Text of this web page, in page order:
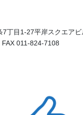
7丁目1-27平岸スクエア
011-824-7108